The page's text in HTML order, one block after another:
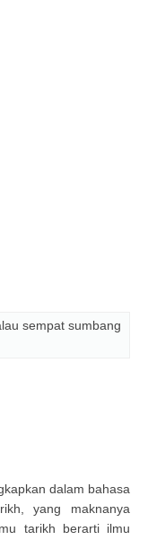
sempat sumbang
dalam bahasa
yang maknanya
tarikh berarti ilmu